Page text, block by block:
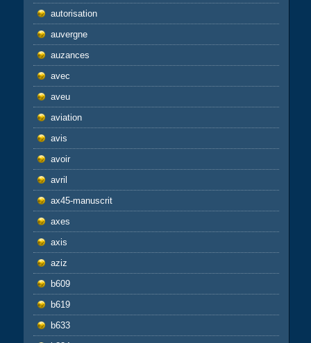
autorisation
auvergne
auzances
avec
aveu
aviation
avis
avoir
avril
ax45-manuscrit
axes
axis
aziz
b609
b619
b633